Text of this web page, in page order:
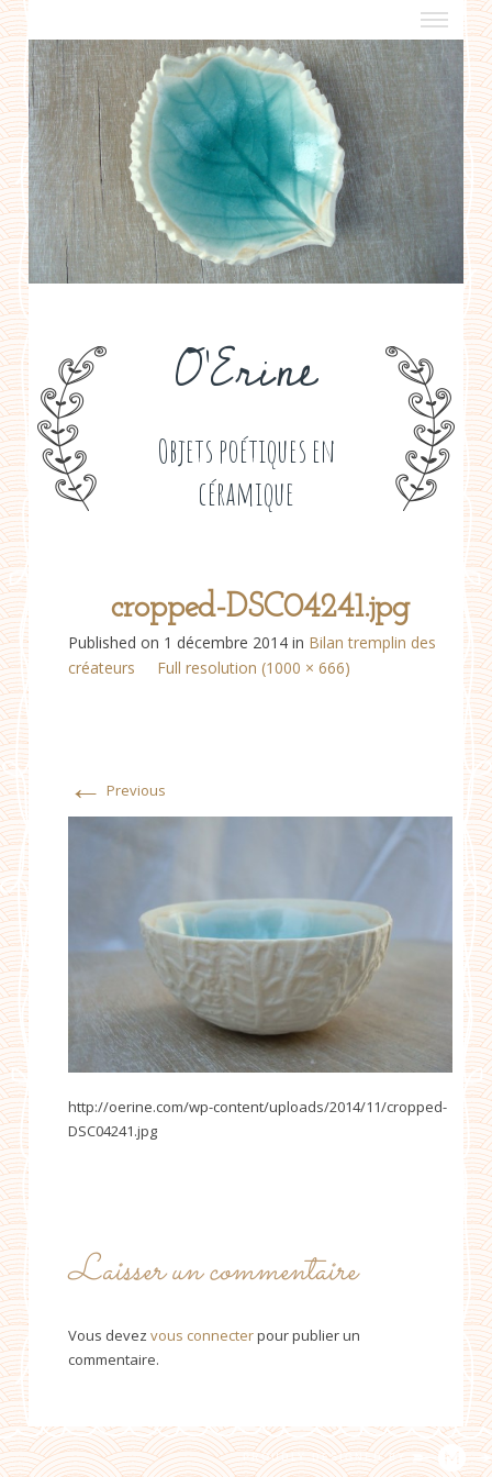
O'Erine
Objets poétiques en
céramique
a propos
boutiques de créateurs
contact
politique de confidentialité
cropped-DSC04241.jpg
Published on 1 décembre 2014 in Bilan tremplin des
créateurs
Full resolution (1000 × 666)
← Previous
http://oerine.com/wp-content/uploads/2014/11/cropped-
DSC04241.jpg
Laisser un commentaire
Vous devez vous connecterpour publier un
commentaire.
PROUDLY DESIGNED BY